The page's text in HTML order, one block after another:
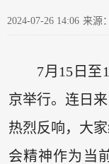
2024-07-26 14:06 来源
7月15日至
京举行。连日
热烈反响，大
会精神作为当